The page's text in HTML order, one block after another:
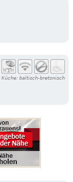
Küche: baltisch-bretonisch